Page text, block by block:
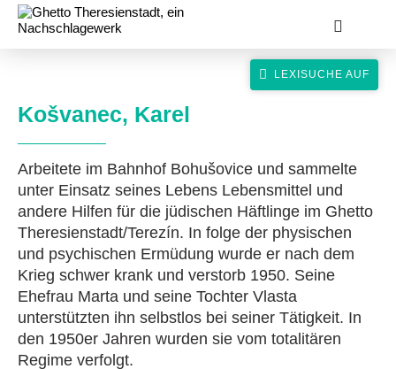
suche
Košvanec, Karel
Arbeitete im Bahnhof Bohušovice und sammelte
unter Einsatz seines Lebens Lebensmittel und
andere Hilfen für die jüdischen Häftlinge im Ghetto
Theresienstadt/Terezín. In folge der physischen
und psychischen Ermüdung wurde er nach dem
Krieg schwer krank und verstorb 1950. Seine
Ehefrau Marta und seine Tochter Vlasta
unterstützten ihn selbstlos bei seiner Tätigkeit. In
den 1950er Jahren wurden sie vom totalitären
Regime verfolgt.